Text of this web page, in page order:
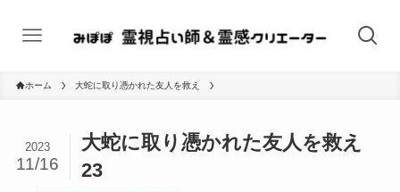
ホーム 大蛇に取り憑かれた友人を救え
大蛇に取り憑かれた友人を救え
23
2023
11/16